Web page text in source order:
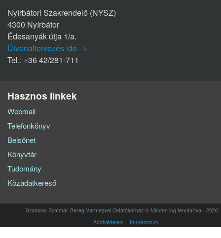
Nyírbátori Szakrendelő (NYSZ)
4300 Nyírbátor
Édesanyák útja 1/a.
Útvonaltervezés ide →
Tel.: +36 42/281-711
Hasznos linkek
Webmail
Telefonkönyv
Belsőnet
Könyvtár
Tudomány
Közadatkereső
Szabolcs-Szatmár-Bereg Vármegyei Oktatókórház © Minden jog fenntartva - 2026.
Adatvédelem
Impresszum